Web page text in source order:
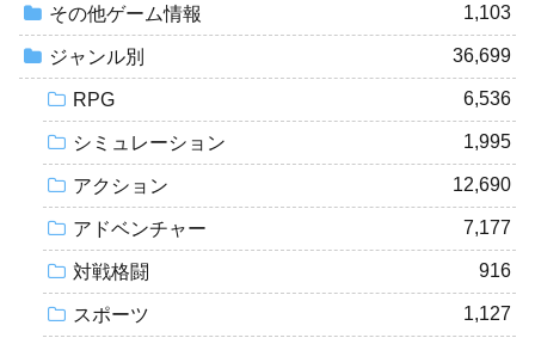
その他ゲーム情報 1,103
ジャンル別 36,699
RPG 6,536
シミュレーション 1,995
アクション 12,690
アドベンチャー 7,177
対戦格闘 916
スポーツ 1,127